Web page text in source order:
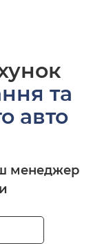
та
авто
менеджер